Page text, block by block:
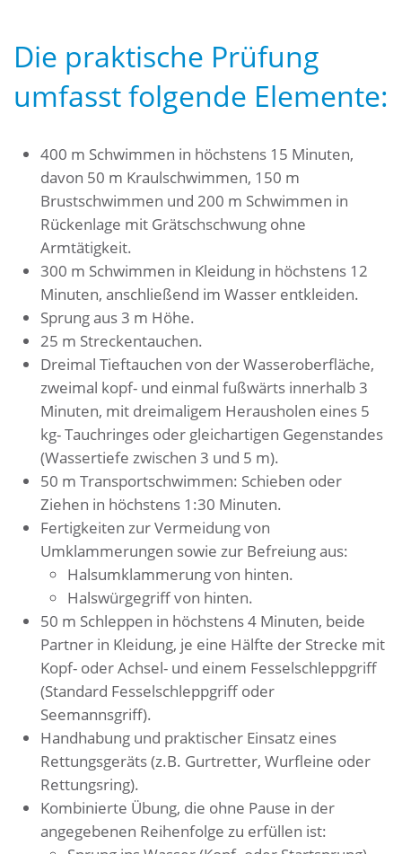
Die praktische Prüfung
umfasst folgende Elemente:
400 m Schwimmen in höchstens 15 Minuten,
davon 50 m Kraulschwimmen, 150 m
Brustschwimmen und 200 m Schwimmen in
Rückenlage mit Grätschschwung ohne
Armtätigkeit.
300 m Schwimmen in Kleidung in höchstens 12
Minuten, anschließend im Wasser entkleiden.
Sprung aus 3 m Höhe.
25 m Streckentauchen.
Dreimal Tieftauchen von der Wasseroberfläche,
zweimal kopf- und einmal fußwärts innerhalb 3
Minuten, mit dreimaligem Herausholen eines 5
kg- Tauchringes oder gleichartigen Gegenstandes
(Wassertiefe zwischen 3 und 5 m).
50 m Transportschwimmen: Schieben oder
Ziehen in höchstens 1:30 Minuten.
Fertigkeiten zur Vermeidung von
Umklammerungen sowie zur Befreiung aus:
Halsumklammerung von hinten.
Halswürgegriff von hinten.
50 m Schleppen in höchstens 4 Minuten, beide
Partner in Kleidung, je eine Hälfte der Strecke mit
Kopf- oder Achsel- und einem Fesselschleppgriff
(Standard Fesselschleppgriff oder
Seemannsgriff).
Handhabung und praktischer Einsatz eines
Rettungsgeräts (z.B. Gurtretter, Wurfleine oder
Rettungsring).
Kombinierte Übung, die ohne Pause in der
angegebenen Reihenfolge zu erfüllen ist: